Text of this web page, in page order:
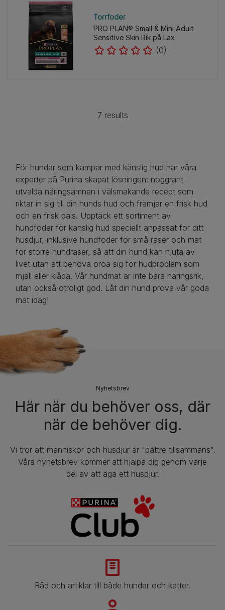
Torrfoder
PRO PLAN® Small & Mini Adult
Sensitive Skin Rik på Lax
(0)
7 results
För hundar som kämpar med känslig hud har våra
experter på Purina skapat lösningen: noggrant
utvalda näringsämnen i välsmakande recept som
riktar in sig till din hunds hud och främjar en frisk hud
och en frisk päls. Upptäck ett sortiment av
hundfoder för känslig hud speciellt anpassat för ditt
husdjur, inklusive hundfoder för små raser och mat
för större hundraser, så att din hund kan njuta av
livet utan att behöva oroa sig för hudproblem som
mjäll eller klåda. Vår hundmat är inte bara näringsrik,
utan också otroligt god. Låt din hund prova vår goda
mat idag!
Nyhetsbrev​
Här när du behöver oss, där
när de behöver dig.
Vi tror att människor och husdjur är "bättre tillsammans".
Våra nyhetsbrev kommer att hjälpa dig genom varje
del av att äga ett husdjur.
Råd och artiklar till både hundar och katter.